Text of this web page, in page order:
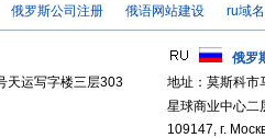
俄罗斯公司注册 俄语网站建设 ru域
天运写字楼三层303
俄罗
地址：莫斯科市
星球商业中心二
109147, г.